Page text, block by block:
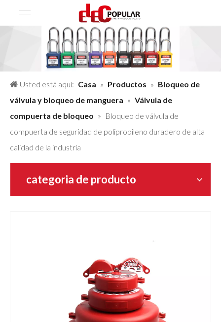
Usted está aquí: Casa » Productos » Bloqueo de
válvula y bloqueo de manguera » Válvula de
compuerta de bloqueo » Bloqueo de válvula de
compuerta de seguridad de polipropileno duradero de alta
calidad de la industria
categoria de producto